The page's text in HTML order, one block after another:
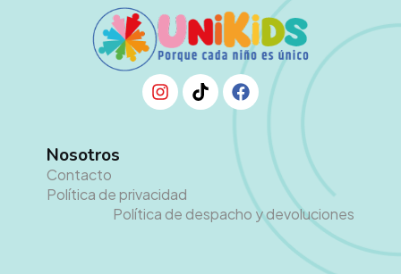
Nosotros
Contacto
Política de privacidad
Política de despacho y devoluciones